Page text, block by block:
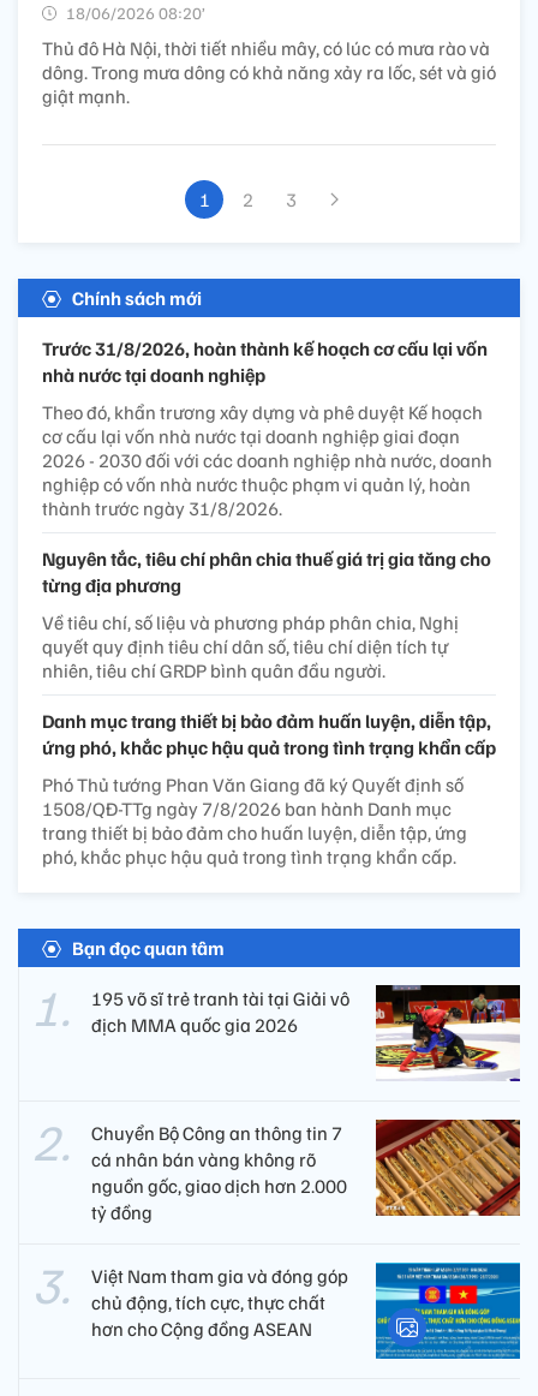
18/06/2026 08:20’
Thủ đô Hà Nội, thời tiết nhiều mây, có lúc có mưa rào và
dông. Trong mưa dông có khả năng xảy ra lốc, sét và gió
giật mạnh.
1 2 3
Chính sách mới
Trước 31/8/2026, hoàn thành kế hoạch cơ cấu lại vốn
nhà nước tại doanh nghiệp
Theo đó, khẩn trương xây dựng và phê duyệt Kế hoạch
cơ cấu lại vốn nhà nước tại doanh nghiệp giai đoạn
2026 - 2030 đối với các doanh nghiệp nhà nước, doanh
nghiệp có vốn nhà nước thuộc phạm vi quản lý, hoàn
thành trước ngày 31/8/2026.
Nguyên tắc, tiêu chí phân chia thuế giá trị gia tăng cho
từng địa phương
Về tiêu chí, số liệu và phương pháp phân chia, Nghị
quyết quy định tiêu chí dân số, tiêu chí diện tích tự
nhiên, tiêu chí GRDP bình quân đầu người.
Danh mục trang thiết bị bảo đảm huấn luyện, diễn tập,
ứng phó, khắc phục hậu quả trong tình trạng khẩn cấp
Phó Thủ tướng Phan Văn Giang đã ký Quyết định số
1508/QĐ-TTg ngày 7/8/2026 ban hành Danh mục
trang thiết bị bảo đảm cho huấn luyện, diễn tập, ứng
phó, khắc phục hậu quả trong tình trạng khẩn cấp.
Bạn đọc quan tâm
195 võ sĩ trẻ tranh tài tại Giải vô
địch MMA quốc gia 2026
Chuyển Bộ Công an thông tin 7
cá nhân bán vàng không rõ
nguồn gốc, giao dịch hơn 2.000
tỷ đồng
Việt Nam tham gia và đóng góp
chủ động, tích cực, thực chất
hơn cho Cộng đồng ASEAN